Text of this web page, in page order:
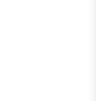
i Frederikshavn